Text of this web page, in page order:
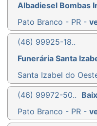
Albadiesel Bombas
Pato Branco - PR -
(46) 99925-18..
Funerária Santa
Santa Izabel do
(46) 99972-50..
Pato Branco - PR -